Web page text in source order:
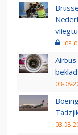
03-
03-08-
03-08-